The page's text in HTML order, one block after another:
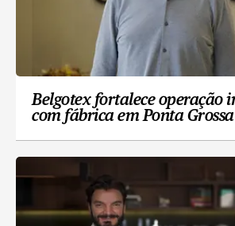
Belgotex fortalece operação
com fábrica em Ponta Grossa